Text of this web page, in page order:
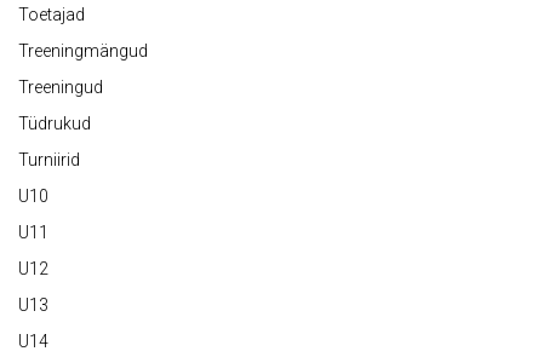
Toetajad
Treeningmängud
Treeningud
Tüdrukud
Turniirid
U10
U11
U12
U13
U14